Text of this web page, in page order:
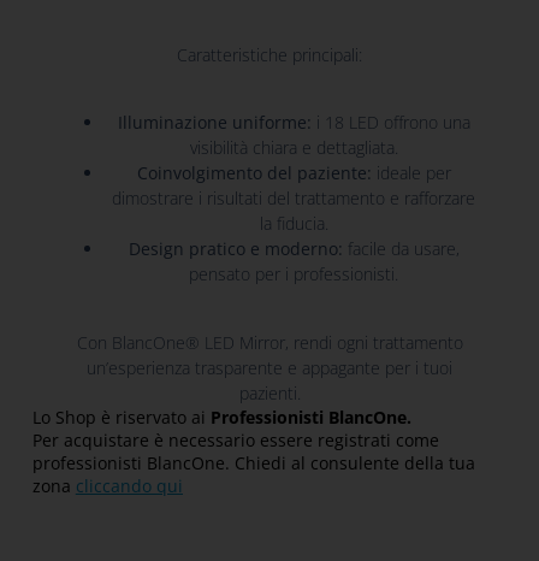
Caratteristiche principali:
Illuminazione uniforme: i 18 LED offrono una
visibilità chiara e dettagliata.
Coinvolgimento del paziente: ideale per
dimostrare i risultati del trattamento e rafforzare
la fiducia.
Design pratico e moderno: facile da usare,
pensato per i professionisti.
Con BlancOne® LED Mirror, rendi ogni trattamento
un’esperienza trasparente e appagante per i tuoi
pazienti.
Lo Shop è riservato ai Professionisti BlancOne.
Per acquistare è necessario essere registrati come
professionisti BlancOne. Chiedi al consulente della tua
zona cliccando qui